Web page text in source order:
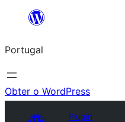
Saltar
o
conteúdo
Portugal
Obter o WordPress
Plugin